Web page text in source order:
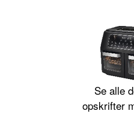
Se alle
opskrifter